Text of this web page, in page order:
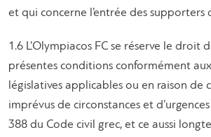
et qui concerne l’entrée des supporters
1.6 L’Olympiacos FC se réserve le droit
présentes conditions conformément
législatives applicables ou en raison de
imprévus de circonstances et
388 du Code civil grec, et ce aussi